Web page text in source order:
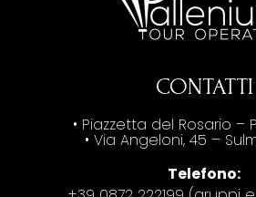
CONTATTI
• Piazzetta del Rosario –
• Via Angeloni, 45 –
Telefono: